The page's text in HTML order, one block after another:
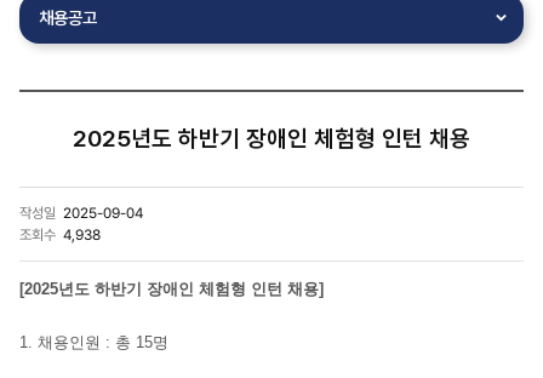
채용공고
2025년도 하반기 장애인 체험형 인턴 채용
작성일 2025-09-04
조회수 4,938
[2025년도 하반기 장애인 체험형 인턴 채용]
1. 채용인원 : 총 15명